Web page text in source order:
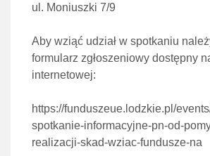
ul. Moniuszki 7/9
Aby wziąć udział w spotkaniu
formularz zgłoszeniowy dostępny
internetowej:
https://funduszeue.lodzkie.pl/
spotkanie-informacyjne-pn-od-
realizacji-skad-wziac-fundusze-na